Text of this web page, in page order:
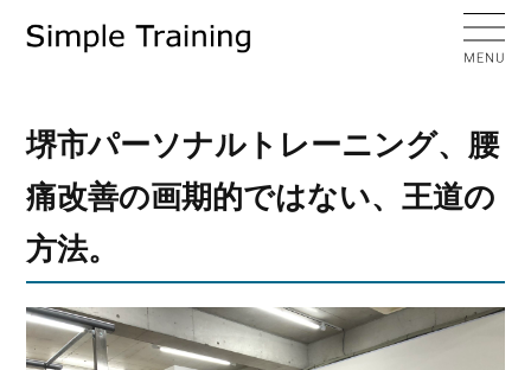
堺市パーソナルトレーニング、腰
痛改善の画期的ではない、王道の
方法。